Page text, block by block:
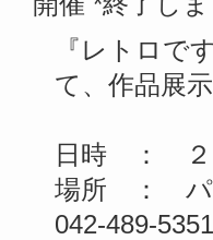
『レトロで
て、作品展
日時 ： ２
場所 ： パ
042-489-5351